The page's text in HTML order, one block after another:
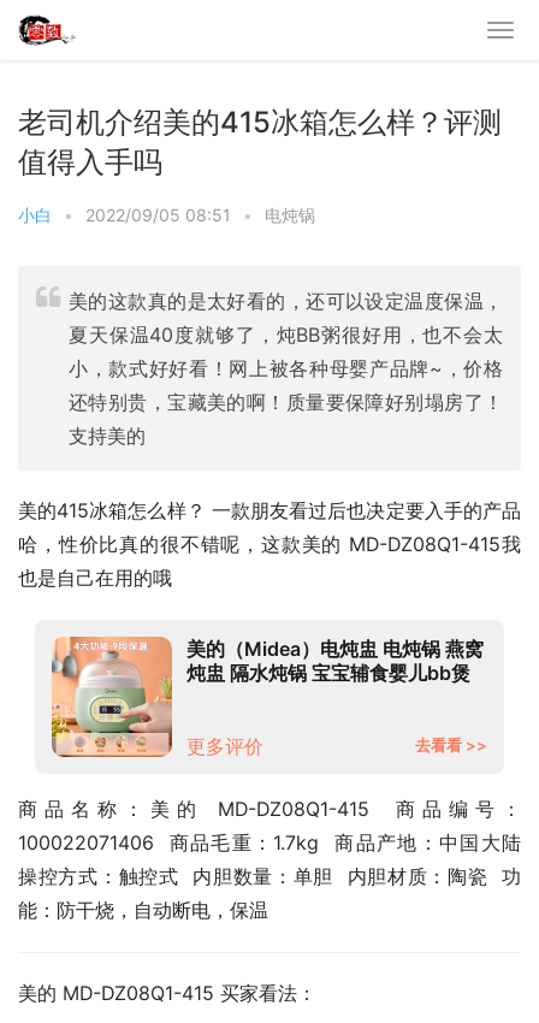
老司机介绍美的415冰箱怎么样？评测
值得入手吗
小白 • 2022/09/05 08:51 • 电炖锅
美的这款真的是太好看的，还可以设定温度保温，
夏天保温40度就够了，炖BB粥很好用，也不会太
小，款式好好看！网上被各种母婴产品牌~，价格
还特别贵，宝藏美的啊！质量要保障好别塌房了！
支持美的
美的415冰箱怎么样？ 一款朋友看过后也决定要入手的产品
哈，性价比真的很不错呢，这款美的 MD-DZ08Q1-415我
也是自己在用的哦
美的（Midea）电炖盅 电炖锅 燕窝
炖盅 隔水炖锅 宝宝辅食婴儿bb煲
更多评价
去看看 >>
商品名称：美的 MD-DZ08Q1-415  商品编号：
100022071406  商品毛重：1.7kg  商品产地：中国大陆
操控方式：触控式  内胆数量：单胆  内胆材质：陶瓷  功
能：防干烧，自动断电，保温
美的 MD-DZ08Q1-415 买家看法：